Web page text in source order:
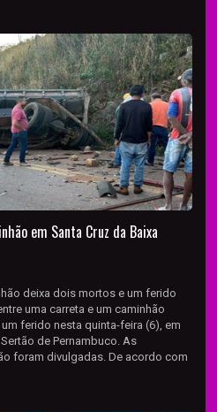
em Santa Cruz da Baixa
deixa dois mortos e um ferido
uma carreta e um caminhão
ferido nesta quinta-feira (6), em
de Pernambuco. As
foram divulgadas. De acordo com